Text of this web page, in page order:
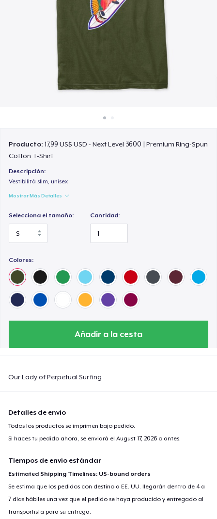
Venda en todas partes
Producto:17,99 US$ USD - Next Level 3600 | Premium Ring-Spun
Cotton T-Shirt
Descripción:
Vestibilità slim, unisex
Mostrar Más Detalles
Selecciona el tamaño: Cantidad:
Colores:
Añadir a la cesta
Our Lady of Perpetual Surfing
Detalles de envío
Todos los productos se imprimen bajo pedido.
Si haces tu pedido ahora, se enviará elAugust 17, 2026 o antes.
Tiempos de envío estándar
Estimated Shipping Timelines: US-bound orders
Se estima que los pedidos con destino a EE. UU. llegarán dentro de 4 a
7 días hábiles una vez que el pedido se haya producido y entregado al
transportista para su entrega.